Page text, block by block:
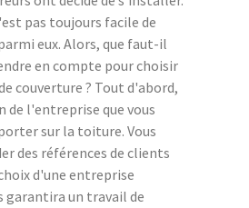
pas toujours facile de
eux. Alors, que faut-il
en compte pour choisir
couverture ? Tout d'abord,
de l'entreprise que vous
sur la toiture. Vous
des références de clients
d'une entreprise
garantira un travail de